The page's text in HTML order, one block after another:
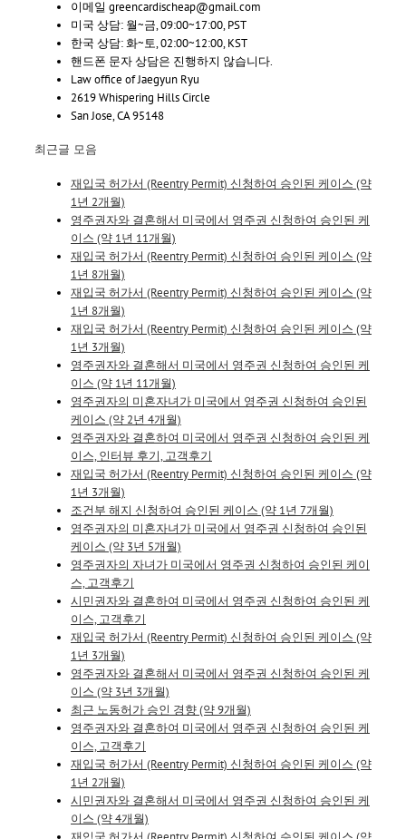
이메일 greencardischeap@gmail.com
미국 상담: 월~금, 09:00~17:00, PST
한국 상담: 화~토, 02:00~12:00, KST
핸드폰 문자 상담은 진행하지 않습니다.
Law office of Jaegyun Ryu
2619 Whispering Hills Circle
San Jose, CA 95148
최근글 모음
재입국 허가서 (Reentry Permit) 신청하여 승인된 케이스 (약
1년 2개월)
영주권자와 결혼해서 미국에서 영주권 신청하여 승인된 케
이스 (약 1년 11개월)
재입국 허가서 (Reentry Permit) 신청하여 승인된 케이스 (약
1년 8개월)
재입국 허가서 (Reentry Permit) 신청하여 승인된 케이스 (약
1년 8개월)
재입국 허가서 (Reentry Permit) 신청하여 승인된 케이스 (약
1년 3개월)
영주권자와 결혼해서 미국에서 영주권 신청하여 승인된 케
이스 (약 1년 11개월)
영주권자의 미혼자녀가 미국에서 영주권 신청하여 승인된
케이스 (약 2년 4개월)
영주권자와 결혼하여 미국에서 영주권 신청하여 승인된 케
이스, 인터뷰 후기, 고객후기
재입국 허가서 (Reentry Permit) 신청하여 승인된 케이스 (약
1년 3개월)
조건부 해지 신청하여 승인된 케이스 (약 1년 7개월)
영주권자의 미혼자녀가 미국에서 영주권 신청하여 승인된
케이스 (약 3년 5개월)
영주권자의 자녀가 미국에서 영주권 신청하여 승인된 케이
스, 고객후기
시민권자와 결혼하여 미국에서 영주권 신청하여 승인된 케
이스, 고객후기
재입국 허가서 (Reentry Permit) 신청하여 승인된 케이스 (약
1년 3개월)
영주권자와 결혼해서 미국에서 영주권 신청하여 승인된 케
이스 (약 3년 3개월)
최근 노동허가 승인 경향 (약 9개월)
영주권자와 결혼하여 미국에서 영주권 신청하여 승인된 케
이스, 고객후기
재입국 허가서 (Reentry Permit) 신청하여 승인된 케이스 (약
1년 2개월)
시민권자와 결혼해서 미국에서 영주권 신청하여 승인된 케
이스 (약 4개월)